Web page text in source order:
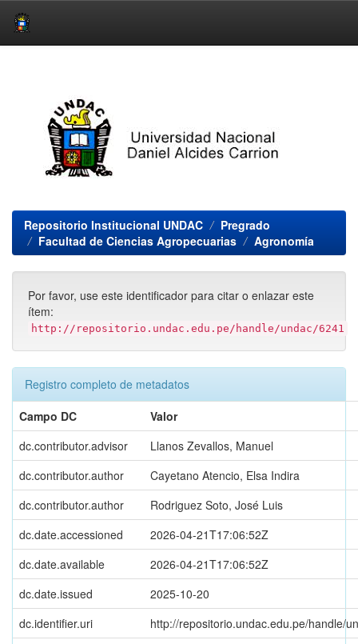
Repositorio Institucional UNDAC
Pregrado
Facultad de Ciencias Agropecuarias
Agronomía
Por favor, use este identificador para citar o enlazar este
ítem:
http://repositorio.undac.edu.pe/handle/undac/6241
Registro completo de metadatos
Campo DC
Valor
dc.contributor.advisor
Llanos Zevallos, Manuel
dc.contributor.author
Cayetano Atencio, Elsa Indira
dc.contributor.author
Rodriguez Soto, José Luis
dc.date.accessioned
2026-04-21T17:06:52Z
dc.date.available
2026-04-21T17:06:52Z
dc.date.issued
2025-10-20
dc.identifier.uri
http://repositorio.undac.edu.pe/handle/